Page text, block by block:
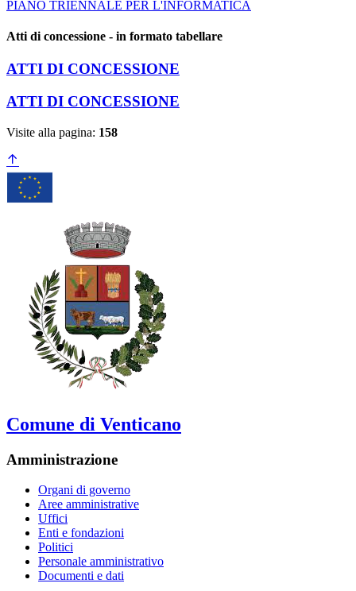
PIANO TRIENNALE PER L'INFORMATICA
Atti di concessione - in formato tabellare
ATTI DI CONCESSIONE
ATTI DI CONCESSIONE
Visite alla pagina: 158
Comune di Venticano
Amministrazione
Organi di governo
Aree amministrative
Uffici
Enti e fondazioni
Politici
Personale amministrativo
Documenti e dati